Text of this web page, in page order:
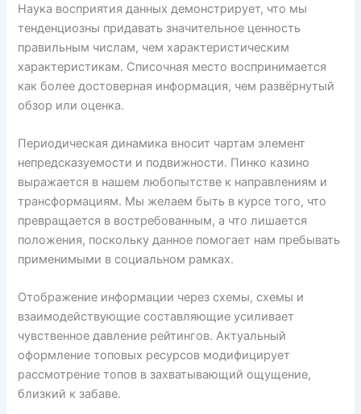
Наука восприятия данных демонстрирует, что мы
тенденциозны придавать значительное ценность
правильным числам, чем характеристическим
характеристикам. Списочная место воспринимается
как более достоверная информация, чем развёрнутый
обзор или оценка.
Периодическая динамика вносит чартам элемент
непредсказуемости и подвижности. Пинко казино
выражается в нашем любопытстве к направлениям и
трансформациям. Мы желаем быть в курсе того, что
превращается в востребованным, а что лишается
положения, поскольку данное помогает нам пребывать
применимыми в социальном рамках.
Отображение информации через схемы, схемы и
взаимодействующие составляющие усиливает
чувственное давление рейтингов. Актуальный
оформление топовых ресурсов модифицирует
рассмотрение топов в захватывающий ощущение,
близкий к забаве.